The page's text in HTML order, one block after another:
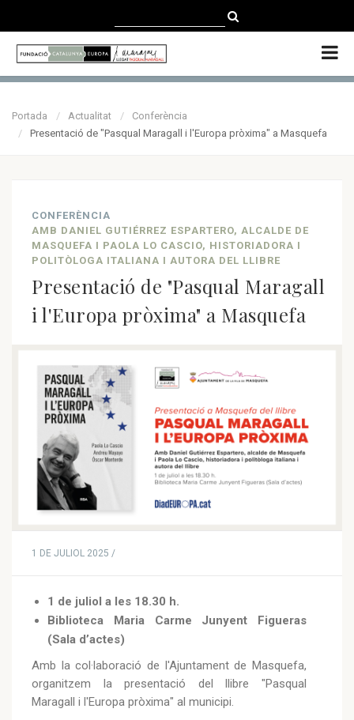
ENGLISH
Portada Actualitat
Conferència
Presentació de "Pasqual Maragall i l'Europa pròxima" a Masquefa
CONFERÈNCIA
AMB DANIEL GUTIÉRREZ ESPARTERO, ALCALDE DE
MASQUEFA I PAOLA LO CASCIO, HISTORIADORA I
POLITÒLOGA ITALIANA I AUTORA DEL LLIBRE
Presentació de "Pasqual Maragall
i l'Europa pròxima" a Masquefa
1 DE JULIOL 2025 /
1 de juliol a les 18.30 h.
Biblioteca Maria Carme Junyent Figueras
(Sala d’actes)
Amb la col·laboració de l'Ajuntament de Masquefa,
organitzem la presentació del llibre "Pasqual
Maragall i l'Europa pròxima" al municipi.